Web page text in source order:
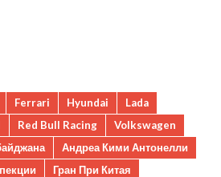
Ferrari Hyundai
Lada
Red Bull Racing
Volkswagen
Андреа Кими Антонелли
Гран При Китая